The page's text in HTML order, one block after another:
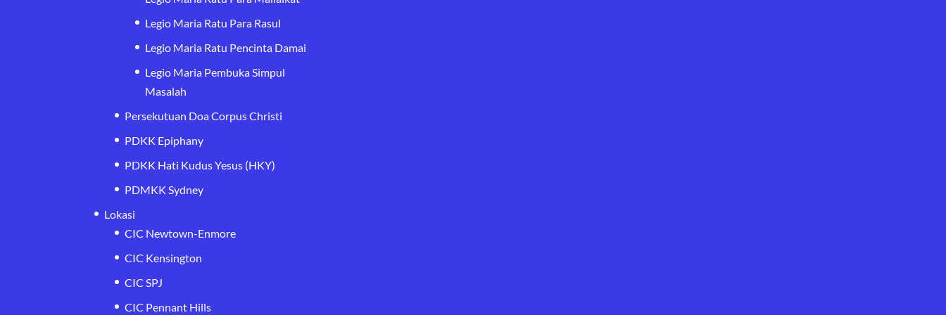
Legio Maria Ratu Para Rasul
Legio Maria Ratu Pencinta Damai
Legio Maria Pembuka Simpul
Masalah
Persekutuan Doa Corpus Christi
PDKK Epiphany
PDKK Hati Kudus Yesus (HKY)
PDMKK Sydney
Lokasi
CIC Newtown-Enmore
CIC Kensington
CIC SPJ
CIC Pennant Hills